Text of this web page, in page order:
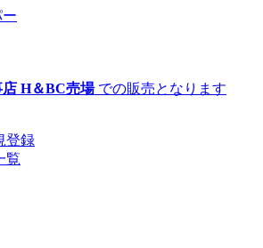
H＆BC売場での販売となります
登録
覧